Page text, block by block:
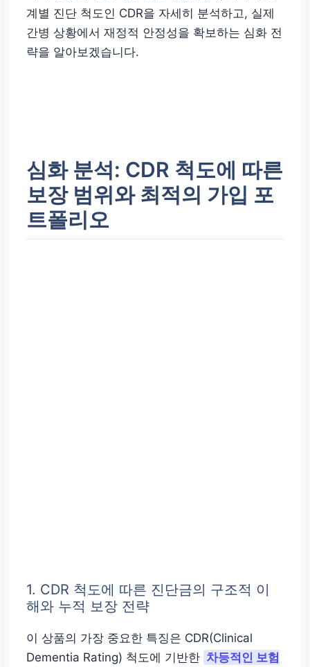
계별 진단 척도인 CDR을 자세히 분석하고, 실제
간병 상황에서 재정적 안정성을 확보하는 심화 전
략을 알아보겠습니다.
심화 분석: CDR 척도에 따른
보장 범위와 최적의 가입 포
트폴리오
1. CDR 척도에 따른 진단금의 구조적 이
해와 누적 보장 전략
이 상품의 가장 중요한 특징은 CDR(Clinical
Dementia Rating) 척도에 기반한 차등적인 보험